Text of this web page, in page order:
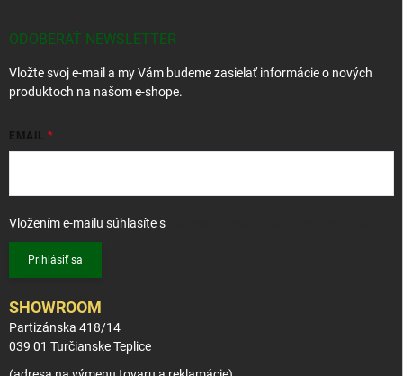
ODOBERAŤ NEWSLETTER
Vložte svoj e-mail a my Vám budeme zasielať informácie o nových
produktoch na našom e-shope.
EMAIL
Vložením e-mailu súhlasíte s
Prihlásiť sa
SHOWROOM
Partizánska 418/14
039 01 Turčianske Teplice